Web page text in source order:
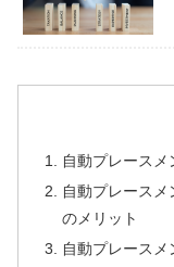
自動プレース
自動プレース
のメリット
自動プレース